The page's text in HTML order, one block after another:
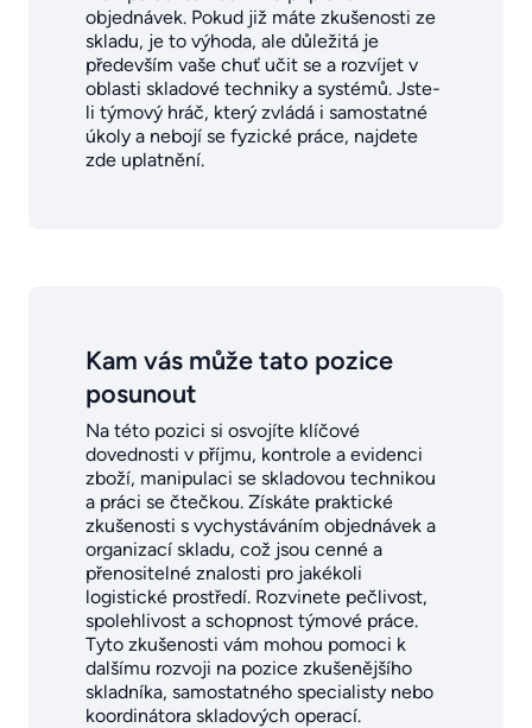
objednávek. Pokud již máte zkušenosti ze
skladu, je to výhoda, ale důležitá je
především vaše chuť učit se a rozvíjet v
oblasti skladové techniky a systémů. Jste-
li týmový hráč, který zvládá i samostatné
úkoly a nebojí se fyzické práce, najdete
zde uplatnění.
Kam vás může tato pozice
posunout
Na této pozici si osvojíte klíčové
dovednosti v příjmu, kontrole a evidenci
zboží, manipulaci se skladovou technikou
a práci se čtečkou. Získáte praktické
zkušenosti s vychystáváním objednávek a
organizací skladu, což jsou cenné a
přenositelné znalosti pro jakékoli
logistické prostředí. Rozvinete pečlivost,
spolehlivost a schopnost týmové práce.
Tyto zkušenosti vám mohou pomoci k
dalšímu rozvoji na pozice zkušenějšího
skladníka, samostatného specialisty nebo
koordinátora skladových operací.